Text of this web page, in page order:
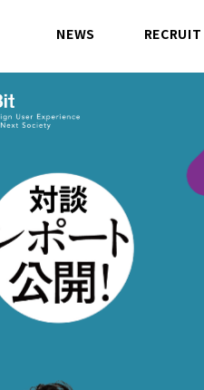
NEWS RECRUIT